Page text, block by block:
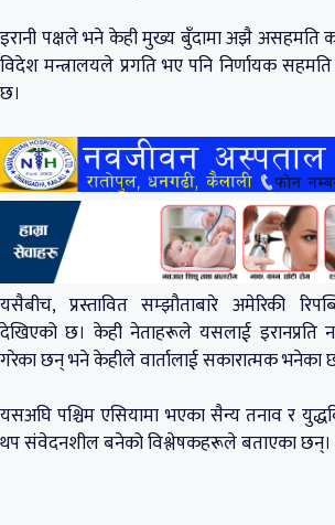
इरानी पक्षले भने केही मुख्य बुँदामा अझै असहमति
विदेश मन्त्रालयले प्रगति भए पनि निर्णायक
छ।
यसैबीच, प्रस्तावित सम्झौताबारे अमेरिकी
देखिएको छ। केही नेताहरूले यसलाई इरानप्रति
गरेका छन् भने केहीले वार्तालाई सकारात्मक भनेका
यसअघि पश्चिम एसियामा भएका सैन्य तनाव र
थप संवेदनशील बनेको विश्लेषकहरूले बताएका छन्।